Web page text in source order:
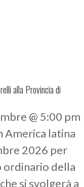
alla Provincia di
@ 5:00 pm
America latina
2026 per
ordinario della
si svolgerà a